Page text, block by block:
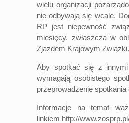
wielu organizacji
nie odbywają się wcale.
RP jest niepewność
miesięcy, zwłaszcza w
Zjazdem Krajowym
Aby spotkać się z
wymagają osobistego
przeprowadzenie
Informacje na temat
linkiem http://